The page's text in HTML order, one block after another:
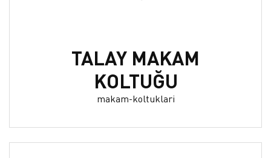
TALAY MAKAM
KOLTUĞU
makam-koltuklari